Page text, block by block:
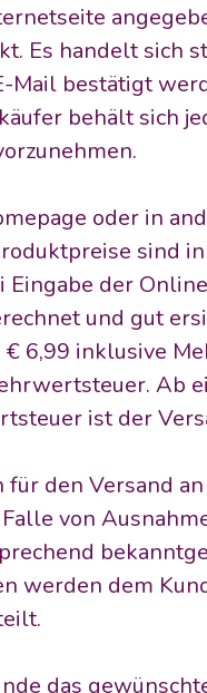
Es handelt sich
Mail bestätigt
behält sich
oder in
sind
Eingabe der
und gut
6,99 inklusive
Ab
ist der
für den Versand
von
werden dem
das